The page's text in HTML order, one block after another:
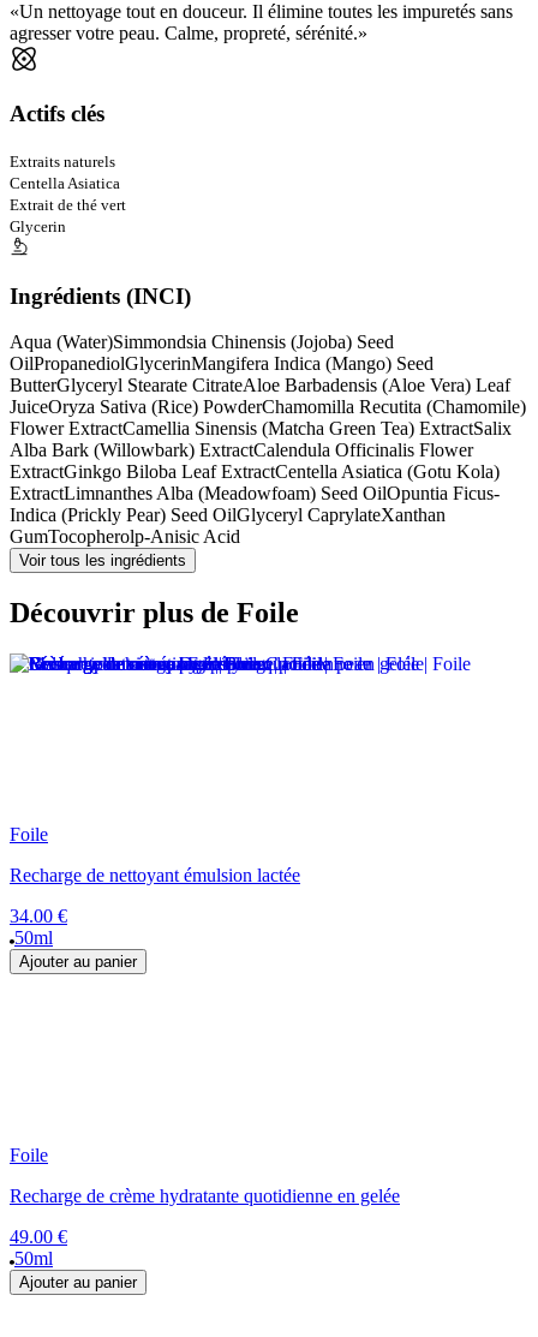
Un nettoyage tout en douceur. Il élimine toutes les impuretés sans
agresser votre peau. Calme, propreté, sérénité.
Actifs clés
Extraits naturels
Centella Asiatica
Extrait de thé vert
Glycerin
Ingrédients (INCI)
Aqua (Water)Simmondsia Chinensis (Jojoba) Seed
OilPropanediolGlycerinMangifera Indica (Mango) Seed
ButterGlyceryl Stearate CitrateAloe Barbadensis (Aloe Vera) Leaf
JuiceOryza Sativa (Rice) PowderChamomilla Recutita (Chamomile)
Flower ExtractCamellia Sinensis (Matcha Green Tea) ExtractSalix
Alba Bark (Willowbark) ExtractCalendula Officinalis Flower
ExtractGinkgo Biloba Leaf ExtractCentella Asiatica (Gotu Kola)
ExtractLimnanthes Alba (Meadowfoam) Seed OilOpuntia Ficus-
Indica (Prickly Pear) Seed OilGlyceryl CaprylateXanthan
GumTocopherolp-Anisic Acid
Voir tous les ingrédients
Découvrir plus de Foile
Foile
Recharge de nettoyant émulsion lactée
34.00 €
50ml
Ajouter au panier
Foile
Recharge de crème hydratante quotidienne en gelée
49.00 €
50ml
Ajouter au panier